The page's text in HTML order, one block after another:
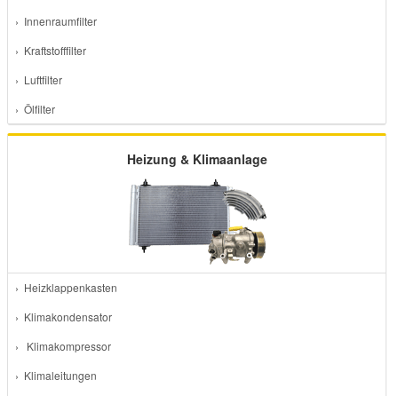
› Innenraumfilter
› Kraftstofffilter
› Luftfilter
› Ölfilter
Heizung & Klimaanlage
› Heizklappenkasten
› Klimakondensator
› Klimakompressor
› Klimaleitungen